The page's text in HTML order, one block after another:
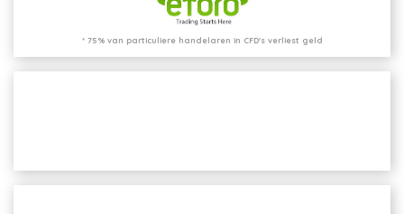
* 75% van particuliere handelaren in CFD's verliest geld